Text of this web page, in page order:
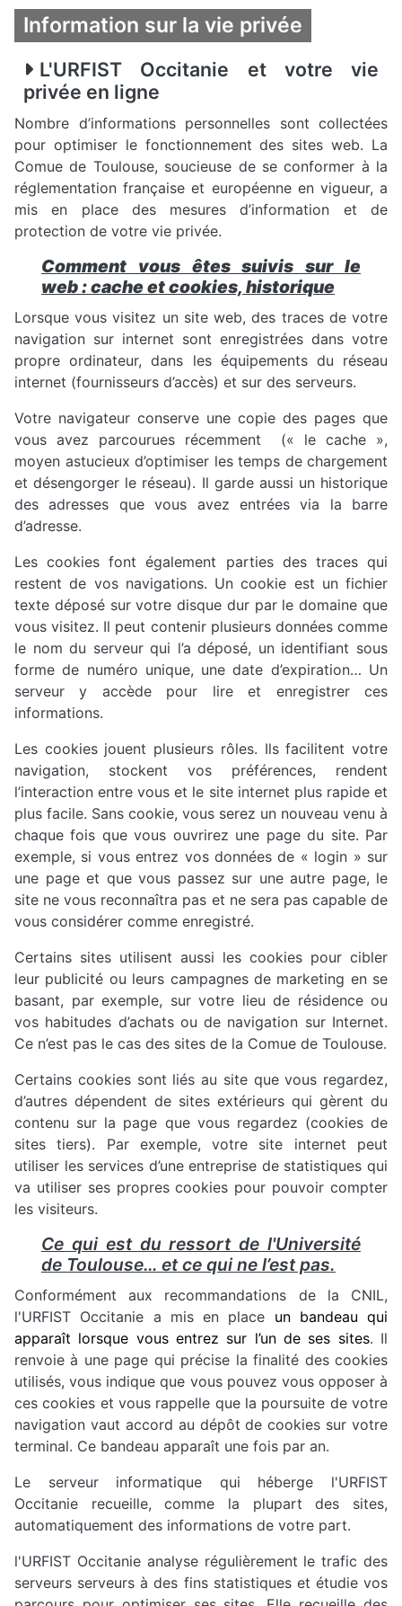
Information sur la vie privée
L'URFIST Occitanie et votre vie
privée en ligne
Nombre d’informations personnelles sont collectées
pour optimiser le fonctionnement des sites web. La
Comue de Toulouse, soucieuse de se conformer à la
réglementation française et européenne en vigueur, a
mis en place des mesures d’information et de
protection de votre vie privée.
Comment vous êtes suivis sur le
web : cache et cookies, historique
Lorsque vous visitez un site web, des traces de votre
navigation sur internet sont enregistrées dans votre
propre ordinateur, dans les équipements du réseau
internet (fournisseurs d’accès) et sur des serveurs.
Votre navigateur conserve une copie des pages que
vous avez parcourues récemment (« le cache »,
moyen astucieux d’optimiser les temps de chargement
et désengorger le réseau). Il garde aussi un historique
des adresses que vous avez entrées via la barre
d’adresse.
Les cookies font également parties des traces qui
restent de vos navigations. Un cookie est un fichier
texte déposé sur votre disque dur par le domaine que
vous visitez. Il peut contenir plusieurs données comme
le nom du serveur qui l’a déposé, un identifiant sous
forme de numéro unique, une date d’expiration… Un
serveur y accède pour lire et enregistrer ces
informations.
Les cookies jouent plusieurs rôles. Ils facilitent votre
navigation, stockent vos préférences, rendent
l’interaction entre vous et le site internet plus rapide et
plus facile. Sans cookie, vous serez un nouveau venu à
chaque fois que vous ouvrirez une page du site. Par
exemple, si vous entrez vos données de « login » sur
une page et que vous passez sur une autre page, le
site ne vous reconnaîtra pas et ne sera pas capable de
vous considérer comme enregistré.
Certains sites utilisent aussi les cookies pour cibler
leur publicité ou leurs campagnes de marketing en se
basant, par exemple, sur votre lieu de résidence ou
vos habitudes d’achats ou de navigation sur Internet.
Ce n’est pas le cas des sites de la Comue de Toulouse.
Certains cookies sont liés au site que vous regardez,
d’autres dépendent de sites extérieurs qui gèrent du
contenu sur la page que vous regardez (cookies de
sites tiers). Par exemple, votre site internet peut
utiliser les services d’une entreprise de statistiques qui
va utiliser ses propres cookies pour pouvoir compter
les visiteurs.
Ce qui est du ressort de l'Université
de Toulouse… et ce qui ne l’est pas.
Conformément aux recommandations de la CNIL,
l'URFIST Occitanie a mis en place un bandeau qui
apparaît lorsque vous entrez sur l’un de ses sites. Il
renvoie à une page qui précise la finalité des cookies
utilisés, vous indique que vous pouvez vous opposer à
ces cookies et vous rappelle que la poursuite de votre
navigation vaut accord au dépôt de cookies sur votre
terminal. Ce bandeau apparaît une fois par an.
Le serveur informatique qui héberge l'URFIST
Occitanie recueille, comme la plupart des sites,
automatiquement des informations de votre part.
l'URFIST Occitanie analyse régulièrement le trafic des
serveurs serveurs à des fins statistiques et étudie vos